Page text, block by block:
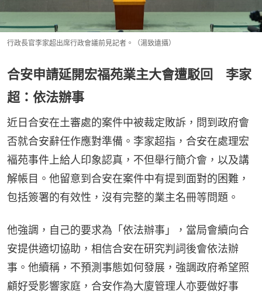
行政長官李家超出席行政會議前見記者。（湯致遠攝）
合安申請延開宏福苑業主大會遭駁回 李家
超：依法辦事
近日合安在土審處的案件中被裁定敗訴，問到政府會
否就合安辭任作應對準備。李家超指，合安在處理宏
褔苑事件上給人印象認真，不但舉行簡介會，以及講
解帳目。他留意到合安在案件中有提到面對的困難，
包括簽署的有效性，沒有完整的業主名冊等問題。
他強調，自己的要求為「依法辦事」，當局會續向合
安提供適切協助，相信合安在研究判詞後會依法辦
事。他續稱，不預測事態如何發展，強調政府希望照
顧好受影響家庭，合安作為大廈管理人亦要做好事